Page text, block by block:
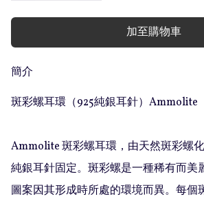
加至購物車
簡介
斑彩螺耳環（925純銀耳針）Ammolite
Ammolite 斑彩螺耳環，由天然斑彩螺
純銀耳針固定。斑彩螺是一種稀有而美
圖案因其形成時所處的環境而異。每個